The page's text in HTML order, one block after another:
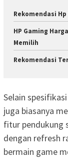
Rekomendasi
HP Gaming
Memilih
Rekomendasi
Selain
juga biasanya
fitur pendukung
dengan refresh
bermain game